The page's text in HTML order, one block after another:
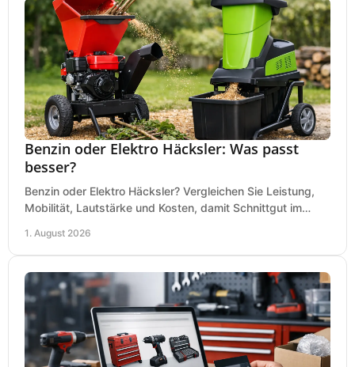
Benzin oder Elektro Häcksler: Was passt
besser?
Benzin oder Elektro Häcksler? Vergleichen Sie Leistung,
Mobilität, Lautstärke und Kosten, damit Schnittgut im
1. August 2026